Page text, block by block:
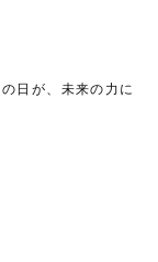
日が、未来の力に